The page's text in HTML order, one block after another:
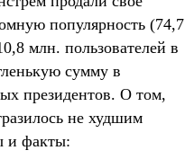
популярность (74,7
млн. пользователей в
сумму в
президентов. О том,
не худшим
и факты: